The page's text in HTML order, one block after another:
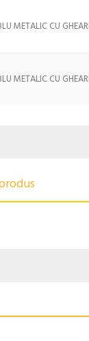
METALIC CU
METALIC CU